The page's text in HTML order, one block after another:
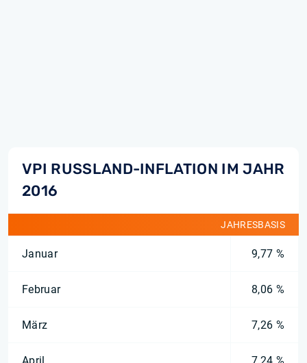
VPI RUSSLAND-INFLATION IM JAHR
2016
JAHRESBASIS
Januar 9,77 %
Februar 8,06 %
März 7,26 %